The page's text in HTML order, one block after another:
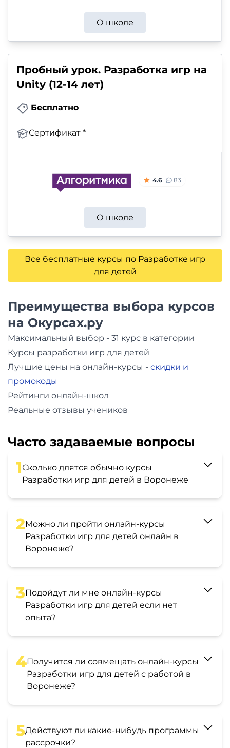
О школе
Пробный урок. Разработка игр на
Unity (12-14 лет)
Бесплатно
Сертификат *
4.6 83
О школе
Все бесплатные курсы по Разработке игр
для детей
Преимущества выбора курсов
на Окурсах.ру
Максимальный выбор - 31 курс в категории
Курсы разработки игр для детей
Лучшие цены на онлайн-курсы - скидки и
промокоды
Рейтинги онлайн-школ
Реальные отзывы учеников
Часто задаваемые вопросы
1Сколько длятся обычно курсы
Разработки игр для детей в Воронеже
2Можно ли пройти онлайн-курсы
Разработки игр для детей онлайн в
Воронеже?
3Подойдут ли мне онлайн-курсы
Разработки игр для детей если нет
опыта?
4Получится ли совмещать онлайн-курсы
Разработки игр для детей с работой в
Воронеже?
5Действуют ли какие-нибудь программы
рассрочки?